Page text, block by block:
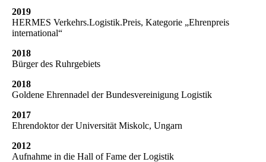
2019
HERMES Verkehrs.Logistik.Preis, Kategorie „Ehrenpreis
international“
2018
Bürger des Ruhrgebiets
2018
Goldene Ehrennadel der Bundesvereinigung Logistik
2017
Ehrendoktor der Universität Miskolc, Ungarn
2012
Aufnahme in die Hall of Fame der Logistik